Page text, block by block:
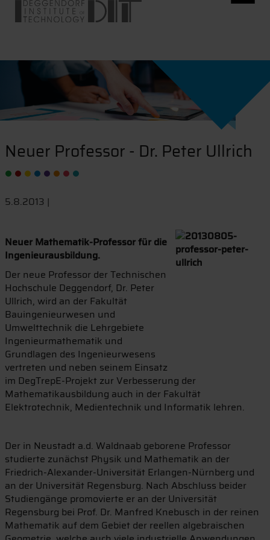
Neuer Professor - Dr. Peter Ullrich
5.8.2013 |
Neuer Mathematik-Professor für die
Ingenieurausbildung.
Der neue Professor der Technischen
Hochschule Deggendorf, Dr. Peter
Ullrich, wird an der Fakultät
Bauingenieurwesen und
Umwelttechnik die Lehrgebiete
Ingenieurmathematik und
Grundlagen des Ingenieurwesens
vertreten und neben seinem Einsatz
im DegTrepE-Projekt zur Verbesserung der
Mathematikausbildung auch in der Fakultät
Elektrotechnik, Medientechnik und Informatik lehren.
Der in Neustadt a.d. Waldnaab geborene Professor
studierte zunächst Physik und Mathematik an der
Friedrich-Alexander-Universität Er­langen-Nürnberg und
an der Universität Regensburg. Nach Abschluss beider
Studiengänge promovierte er an der Universität
Regensburg bei Prof. Dr. Manfred Knebusch in der reinen
Mathematik auf dem Gebiet der reellen algebraischen